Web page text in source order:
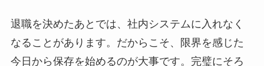
退職を決めたあとでは、社内システムに入れなく
なることがあります。だからこそ、限界を感じた
今日から保存を始めるのが大事です。完璧にそろ